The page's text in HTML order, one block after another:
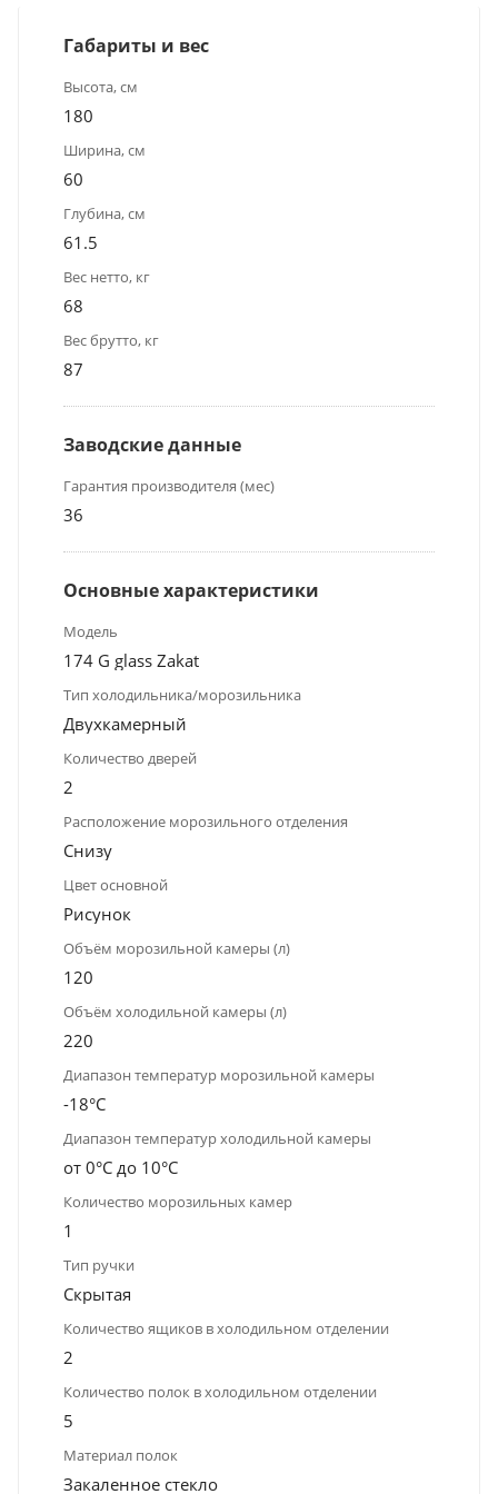
Габариты и вес
Высота, см
180
Ширина, см
60
Глубина, см
61.5
Вес нетто, кг
68
Вес брутто, кг
87
Заводские данные
Гарантия производителя (мес)
36
Основные характеристики
Модель
174 G glass Zakat
Тип холодильника/морозильника
Двухкамерный
Количество дверей
2
Расположение морозильного отделения
Снизу
Цвет основной
Рисунок
Объём морозильной камеры (л)
120
Объём холодильной камеры (л)
220
Диапазон температур морозильной камеры
-18°C
Диапазон температур холодильной камеры
от 0°C до 10°C
Количество морозильных камер
1
Тип ручки
Скрытая
Количество ящиков в холодильном отделении
2
Количество полок в холодильном отделении
5
Материал полок
Закаленное стекло